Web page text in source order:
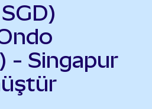
- Singapur